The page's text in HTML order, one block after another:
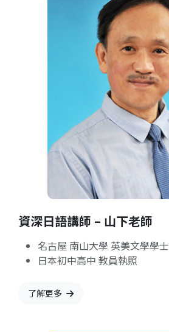
資深日語講師 – 山下老師
名古屋 南山大學 英美文學學士
日本初中高中 教員執照
了解更多